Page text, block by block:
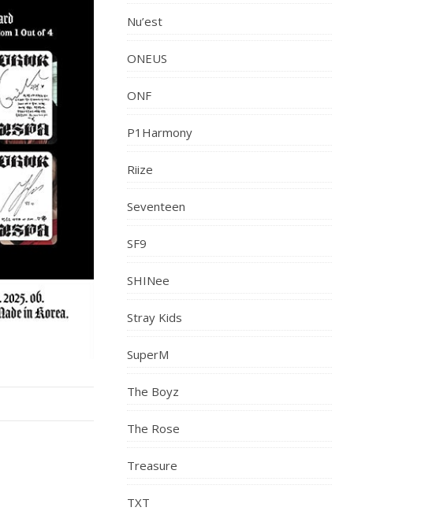
Nu’est
ONEUS
ONF
P1Harmony
Riize
Seventeen
SF9
SHINee
Stray Kids
SuperM
The Boyz
The Rose
Treasure
TXT